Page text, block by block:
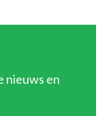
nieuws en